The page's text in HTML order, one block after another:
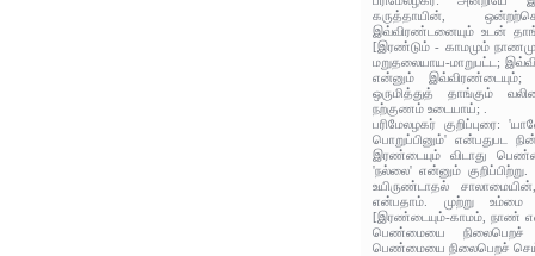
கருத்தாயின்,
இவ்விரண்டனையும் உடன்
[இரண்டும் - காமமும்
மறுதலையாய-மாறுபட்ட;
என்னும்
ஒருமித்துத் தாங்கும்
நற்குணம் உடையாய்; .
பரிமேலழகர் குறிப்புரை:
பொறுப்பினும்' என்பதுபட
இரண்டையும் விடாது
'நல்லை' என்னும்
உயிருண்டாதல்
என்பதாம். முற்று உம்மை
[இரண்டையும்-காமம், நாண்
பெண்மையை
பெண்மையை நிலைபெறச்